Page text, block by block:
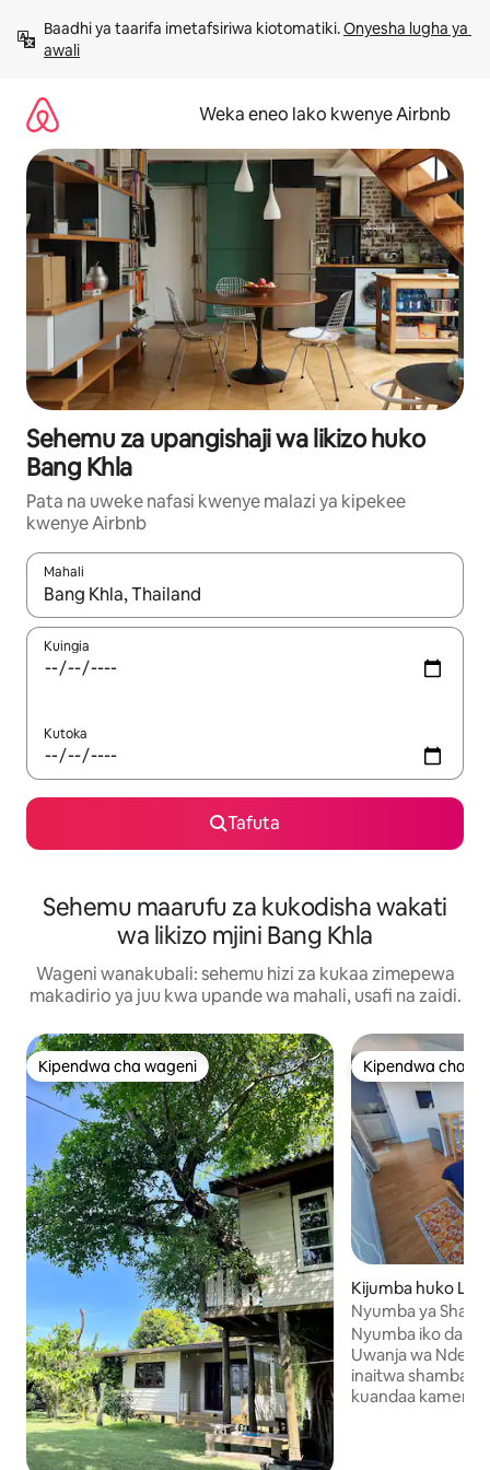
kwenda
kwenye
Baadhi ya taarifa imetafsiriwa kiotomatiki. Onyesha lugha ya
awali
Weka eneo lako kwenye Airbnb
Sehemu za upangishaji wa likizo huko
Bang Khla
Pata na uweke nafasi kwenye malazi ya kipekee
kwenye Airbnb
Mahali
Wakati matokeo yanapatikana, vinjari kwa kutumia vitufe vya
Kuingia
Kutoka
Tafuta
Sehemu maarufu za kukodisha wakati
wa likizo mjini Bang Khla
Wageni wanakubali: sehemu hizi za kukaa zimepewa
makadirio ya juu kwa upande wa mahali, usafi na zaidi.
Kipendwa cha wageni
Kipendwa cha wageni Kipendwa cha
Kipendwa cha
Kijumba huko Lat
Nyumba ya
Nyumba iko
Uwanja wa
inaitwa shamba
kuandaa kamera